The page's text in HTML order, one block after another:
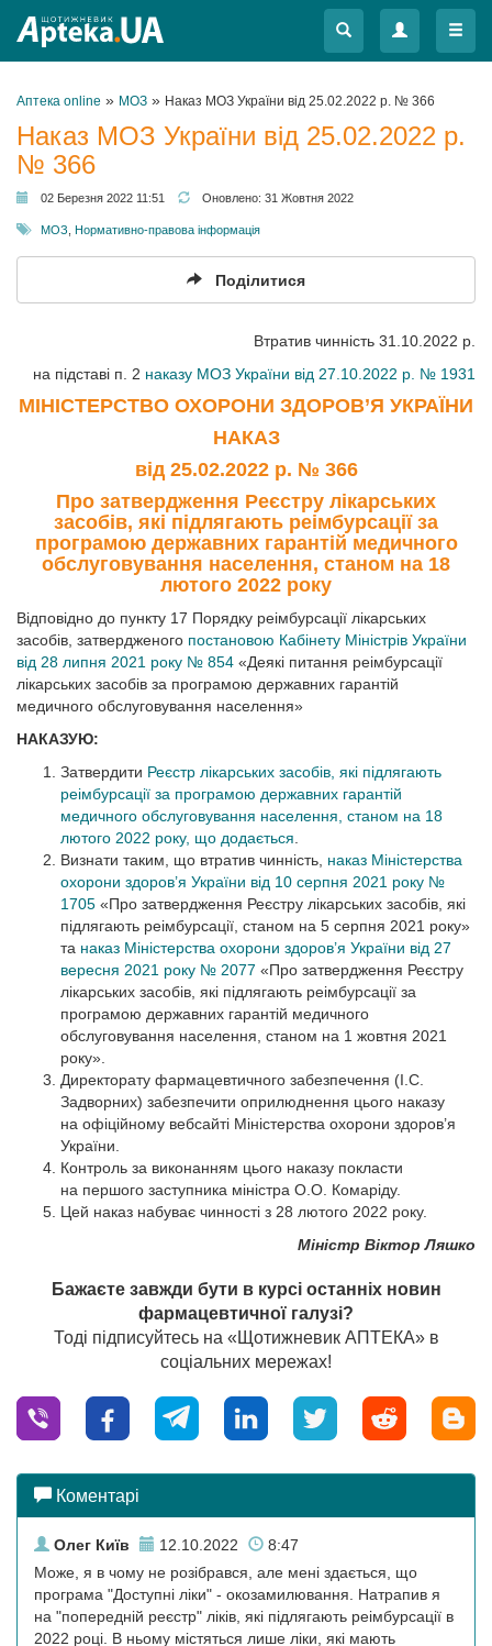
Меню
Меню
Аптека online » МОЗ » Наказ МОЗ України від 25.02.2022 р. № 366
Наказ МОЗ України від 25.02.2022 р.
№ 366
02 Березня 2022 11:51 Оновлено: 31 Жовтня 2022
МОЗ Нормативно-правова інформація
Поділитися
Втратив чинність 31.10.2022 р.
на підставі п. 2 наказу МОЗ України від 27.10.2022 р. № 1931
МІНІСТЕРСТВО ОХОРОНИ ЗДОРОВ’Я УКРАЇНИ
НАКАЗ
від 25.02.2022р. № 366
Про затвердження Реєстру лікарських
засобів, які підлягають реімбурсації за
програмою державних гарантій медичного
обслуговування населення, станом на 18
лютого 2022 року
Відповідно до пункту 17 Порядку реімбурсації лікарських
засобів, затвердженого постановою Кабінету Міністрів України
від 28 липня 2021 року № 854 «Деякі питання реімбурсації
лікарських засобів за програмою державних гарантій
медичного обслуговування населення»
НАКАЗУЮ:
Затвердити Реєстр лікарських засобів, які підлягають
реімбурсації за програмою державних гарантій
медичного обслуговування населення, станом на 18
лютого 2022 року, що додається
Визнати таким, що втратив чинність, наказ Міністерства
охорони здоров’я України від 10 серпня 2021 року №
1705 «Про затвердження Реєстру лікарських засобів, які
підлягають реімбурсації, станом на 5 серпня 2021 року»
та наказ Міністерства охорони здоров’я України від 27
вересня 2021 року № 2077 «Про затвердження Реєстру
лікарських засобів, які підлягають реімбурсації за
програмою державних гарантій медичного
обслуговування населення, станом на 1 жовтня 2021
року».
Директорату фармацевтичного забезпечення (І.С.
Задворних) забезпечити оприлюднення цього наказу
на офіційному вебсайті Міністерства охорони здоров’я
України.
Контроль за виконанням цього наказу покласти
на першого заступника міністра О.О. Комаріду.
Цей наказ набуває чинності з 28 лютого 2022 року.
Міністр Віктор Ляшко
Бажаєте завжди бути в курсі останніх новин
фармацевтичної галузі?
Тоді підписуйтесь на «Щотижневик АПТЕКА» в
соціальних мережах!
Коментарі
Олег Київ 12.10.2022
8:47
Може, я в чому не розібрався, але мені здається, що
програма "Доступні ліки" - окозамилювання. Натрапив я
на "попередній реєстр" ліків, які підлягають реімбурсації в
2022 році. В ньому містяться лише ліки, які мають